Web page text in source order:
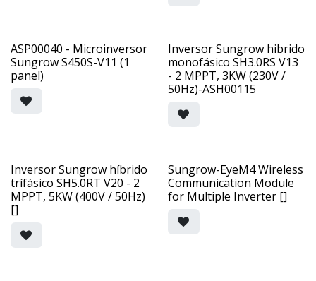
ASP00040 - Microinversor
Sungrow S450S-V11 (1
panel)
Inversor Sungrow hibrido
monofásico SH3.0RS V13
- 2 MPPT, 3KW (230V /
50Hz)-ASH00115
Inversor Sungrow híbrido
trífásico SH5.0RT V20 - 2
MPPT, 5KW (400V / 50Hz)
[]
Sungrow-EyeM4 Wireless
Communication Module
for Multiple Inverter []